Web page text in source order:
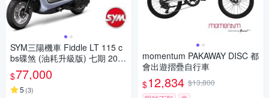
SYM三陽機車 Fiddle LT 115 c
bs碟煞 (油耗升級版) 七期 202
6年出廠全新機車
$77,000
5 (3)
momentum PAKAWAY DISC 都
會出遊摺疊自行車
$12,834 $13,800